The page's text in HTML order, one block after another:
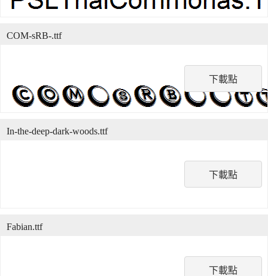
下載點
COM-sRB-.ttf
下載點
In-the-deep-dark-woods.ttf
下載點
Fabian.ttf